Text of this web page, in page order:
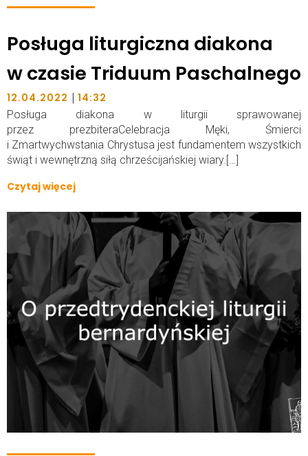
Posługa liturgiczna diakona
w czasie Triduum Paschalnego
12.04.2022 | 14:32
Posługa diakona w liturgii sprawowanej
przez prezbiteraCelebracja Męki, Śmierci
i Zmartwychwstania Chrystusa jest fundamentem wszystkich
świąt i wewnętrzną siłą chrześcijańskiej wiary.[…]
Czytaj więcej